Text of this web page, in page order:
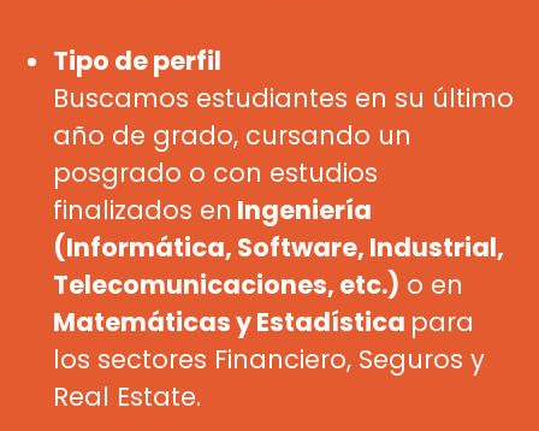
Tipo de perfil
Buscamos estudiantes en su último
año de grado, cursando un
posgrado o con estudios
finalizados en Ingeniería
(Informática, Software, Industrial,
Telecomunicaciones, etc.) o en
Matemáticas y Estadística para
los sectores Financiero, Seguros y
Real Estate.